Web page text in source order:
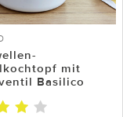
mit
Basilico